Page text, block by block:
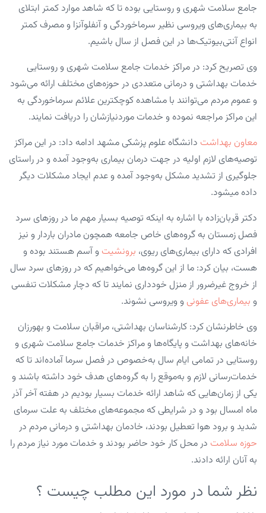
جامع سلامت شهری و روستایی بوده تا که شاهد موارد کمتر ابتلای
به بیماری‌های ویروسی نظیر سرماخوردگی و آنفلوآنزا و مصرف کمتر
انواع آنتی‌بیوتیک‌ها در این فصل از سال باشیم.
وی تصریح کرد: در مراکز خدمات جامع سلامت شهری و روستایی
خدمات بهداشتی و درمانی متعددی در حوزه‌های مختلف ارائه می‌شود
و عموم مردم می‌توانند با مشاهده کوچکترین علائم سرماخوردگی به
این مراکز مراجعه نموده و خدمات موردنیازشان را دریافت نمایند.
معاون بهداشت دانشگاه علوم پزشکی مشهد ادامه داد: در این مراکز
توصیه‌های لازم اولیه در جهت درمان بیماری به‌وجود آمده و در راستای
جلوگیری از تشدید مشکل به‌وجود آمده و عدم ایجاد مشکلات دیگر
داده میشود.
دکتر قربان‌زاده با اشاره به اینکه توصیه بسیار مهم ما در روزهای سرد
فصل زمستان به گروه‌های خاص جامعه همچون مادران باردار و نیز
افرادی که دارای بیماری‌های ریوی، برونشیت و آسم هستند بوده و
هست، بیان کرد: ما از این گروه‌ها می‌خواهیم که در روزهای سرد سال
از خروج غیرضرور از منزل خودداری نمایند تا که دچار مشکلات تنفسی
و بیماری‌های عفونی و ویروسی نشوند.
وی خاطرنشان کرد: کارشناسان بهداشتی، مراقبان سلامت و بهورزان
خانه‌های بهداشت و پایگاه‌ها و مراکز خدمات جامع سلامت شهری و
روستایی در تمامی ایام سال به‌خصوص در فصل سرما آماده‌اند تا که
خدمات‌رسانی لازم و به‌موقع را به گروه‌های هدف خود داشته باشند و
یکی از زمان‌هایی که شاهد ارائه خدمات بسیار بودیم در هفته آخر آذر
ماه امسال بود و در شرایطی که مجموعه‌های مختلف به علت سرمای
شدید و برود هوا تعطیل بودند، خادمان بهداشتی و درمانی مردم در
حوزه سلامت در محل کار خود حاضر بودند و خدمات مورد نیاز مردم را
به آنان ارائه دادند.
نظر شما در مورد این مطلب چیست ؟